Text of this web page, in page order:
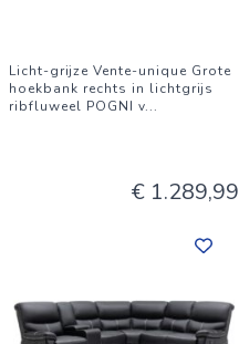
Licht-grijze Vente-unique Grote
hoekbank rechts in lichtgrijs
ribfluweel POGNI v...
€ 1.289,99